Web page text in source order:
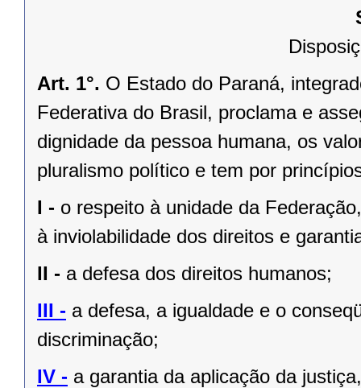
Art. 1°. O Estado do Paraná,
Federativa do Brasil, proclama e
dignidade da pessoa humana, os
pluralismo político e tem por
I - o respeito à unidade da
à inviolabilidade dos direitos e
II - a defesa dos direitos humanos;
III - a defesa, a igualdade e o
discriminação;
IV - a garantia da aplicação da